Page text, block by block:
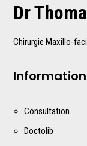
Dr
Chirurgie Maxillo-
Consultation
Doctolib